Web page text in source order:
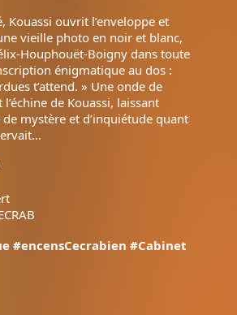
Kouassi ouvrit l’enveloppe et
vieille photo en noir et blanc,
Houphouët-Boigny dans toute
énigmatique au dos :
t’attend. » Une onde de
de Kouassi, laissant
mystère et d’inquiétude quant
#encensCecrabien #Cabinet